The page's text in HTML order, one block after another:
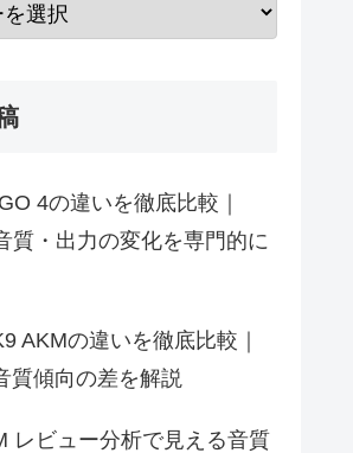
4の違いを徹底比較｜
質・出力の変化を専門的に
AKMの違いを徹底比較｜
質傾向の差を解説
レビュー分析で見える音質